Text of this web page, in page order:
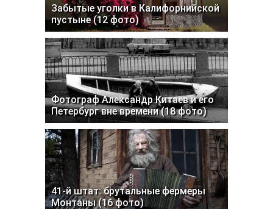
Забытые уголки в Калифорнийской
пустыне (12 фото)
Фотограф Александр Китаев и его
Петербург вне времени (18 фото)
41-й штат: брутальные фермеры
Монтаны (16 фото)